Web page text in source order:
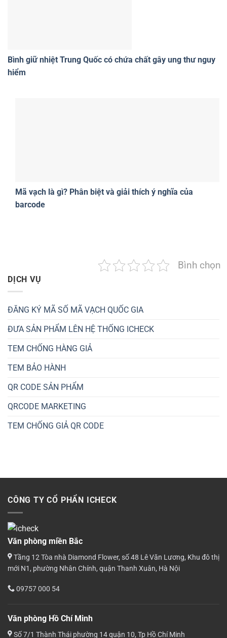
Bình giữ nhiệt Trung Quốc có chứa chất gây ung thư nguy
hiểm
Mã vạch là gì? Phân biệt và giải thích ý nghĩa của
barcode
Bình chọn
DỊCH VỤ
ĐĂNG KÝ MÃ SỐ MÃ VẠCH QUỐC GIA
ĐƯA SẢN PHẨM LÊN HỆ THỐNG ICHECK
TEM CHỐNG HÀNG GIẢ
TEM BẢO HÀNH
QR CODE SẢN PHẨM
QRCODE MARKETING
TEM CHỐNG GIẢ QR CODE
CÔNG TY CỔ PHẨN ICHECK
Văn phòng miền Bắc
Tầng 12 Tòa nhà Diamond Flower, số 48 Lê Văn Lương, Khu đô thị
mới N1, phường Nhân Chính, quận Thanh Xuân, Hà Nội
09757 000 54
Văn phòng Hồ Chí Minh
Số 7/1 Thành Thái phường 14 quận 10, Tp Hồ Chí Minh